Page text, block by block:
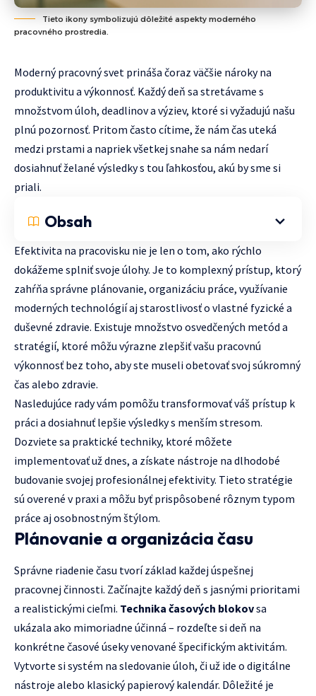
Tieto ikony symbolizujú dôležité aspekty moderného
pracovného prostredia.
Moderný pracovný svet prináša čoraz väčšie nároky na
produktivitu a výkonnosť. Každý deň sa stretávame s
množstvom úloh, deadlinov a výziev, ktoré si vyžadujú našu
plnú pozornosť. Pritom často cítime, že nám čas uteká
medzi prstami a napriek všetkej snahe sa nám nedarí
dosiahnuť želané výsledky s tou ľahkosťou, akú by sme si
priali.
Obsah
Efektivita na pracovisku nie je len o tom, ako rýchlo
dokážeme splniť svoje úlohy. Je to komplexný prístup, ktorý
zahŕňa správne plánovanie, organizáciu práce, využívanie
moderných technológií aj starostlivosť o vlastné fyzické a
duševné zdravie. Existuje množstvo osvedčených metód a
stratégií, ktoré môžu výrazne zlepšiť vašu pracovnú
výkonnosť bez toho, aby ste museli obetovať svoj súkromný
čas alebo zdravie.
Nasledujúce rady vám pomôžu transformovať váš prístup k
práci a dosiahnuť lepšie výsledky s menším stresom.
Dozviete sa praktické techniky, ktoré môžete
implementovať už dnes, a získate nástroje na dlhodobé
budovanie svojej profesionálnej efektivity. Tieto stratégie
sú overené v praxi a môžu byť prispôsobené rôznym typom
práce aj osobnostným štýlom.
Plánovanie a organizácia času
Správne riadenie času tvorí základ každej úspešnej
pracovnej činnosti. Začínajte každý deň s jasnými prioritami
a realistickými cieľmi. Technika časových blokovsa
ukázala ako mimoriadne účinná – rozdeľte si deň na
konkrétne časové úseky venované špecifickým aktivitám.
Vytvorte si systém na sledovanie úloh, či už ide o digitálne
nástroje alebo klasický papierový kalendár. Dôležité je